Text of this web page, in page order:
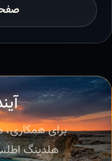
برای
هلدینگ